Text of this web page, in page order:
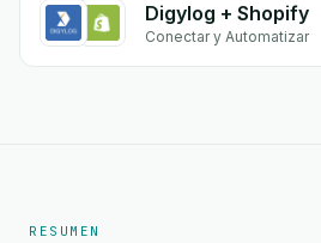
Digylog + Shopify
Conectar y Automatizar
RESUMEN